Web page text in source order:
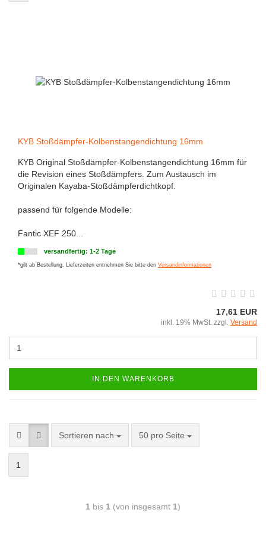
KYB Stoßdämpfer-Kolbenstangendichtung 16mm
KYB Original Stoßdämpfer-Kolbenstangendichtung 16mm für
die Revision eines Stoßdämpfers. Zum Austausch im
Originalen Kayaba-Stoßdämpferdichtkopf.
passend für folgende Modelle:
Fantic XEF 250...
versandfertig: 1-2 Tage
*gilt ab Bestellung. Lieferzeiten entnehmen Sie bitte den Versandinformationen
17,61 EUR
inkl. 19% MwSt. zzgl. Versand
IN DEN WARENKORB
Sortieren nach 50 pro Seite
1
1 bis 1 (von insgesamt 1)